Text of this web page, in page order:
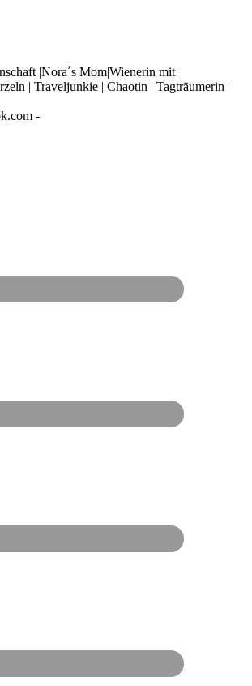
|Nora´s Mom|Wienerin mit
| Traveljunkie | Chaotin | Tagträumerin |
-